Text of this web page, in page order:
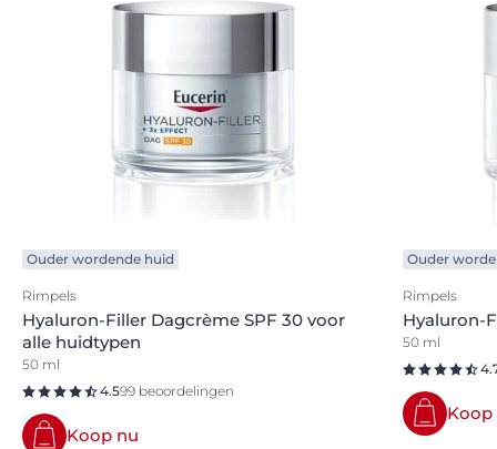
Ouder wordende huid
Rimpels
Hyaluron-Filler Dagcrème SPF 30 voor
alle huidtypen
50 ml
4.599 beoordelingen
Koop nu
Ouder
Rimpels
Hyaluron-
50 ml
Koop